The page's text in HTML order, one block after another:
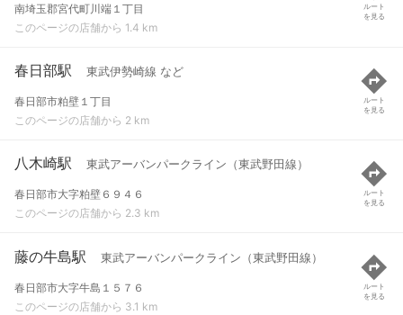
南埼玉郡宮代町川端１丁目
このページの店舗から 1.4 km
ルート
を見る
春日部駅 東武伊勢崎線 など
春日部市粕壁１丁目
このページの店舗から 2 km
ルート
を見る
八木崎駅 東武アーバンパークライン（東武野田線）
春日部市大字粕壁６９４６
このページの店舗から 2.3 km
ルート
を見る
藤の牛島駅 東武アーバンパークライン（東武野田線）
春日部市大字牛島１５７６
このページの店舗から 3.1 km
ルート
を見る